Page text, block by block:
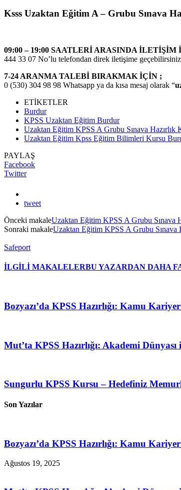
Ksss Uzaktan Eğitim A – Grubu Sınava
09:00 – 19:00 SAATLERİ ARASINDA İLETİŞİM
444 33 07 No’lu telefondan direk iletişime
7-24 ARANMA TALEBİ BIRAKMAK İÇİN ;
0 (530) 304 98 98 Whatsapp ya da kısa mesaj olarak “
ETİKETLER
Burdur
KPSS Uzaktan Eğitim Burdur
Uzaktan Eğitim KPSS A Grubu Sınava Hazırlık
Uzaktan Eğitim Kpss Eğitim Bilimleri Kursu
PAYLAŞ
Facebook
Twitter
tweet
Önceki makaleUzaktan Eğitim KPSS A Grubu Sınava
Sonraki makaleUzaktan Eğitim KPSS A Grubu Sınava
Safeport
İLGİLİ MAKALELERBU YAZARDAN DAHA
Bozyazı’da KPSS Hazırlığı: Kamu
Mut’ta KPSS Hazırlığı: Akademi
Sungurlu KPSS Kursu – Hedefiniz
Son Yazılar
Bozyazı’da KPSS Hazırlığı: Kamu
Ağustos 19, 2025